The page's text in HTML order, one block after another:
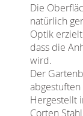
Die
natürlich
Optik
dass die
wird.
Der
Hergestellt
Corten